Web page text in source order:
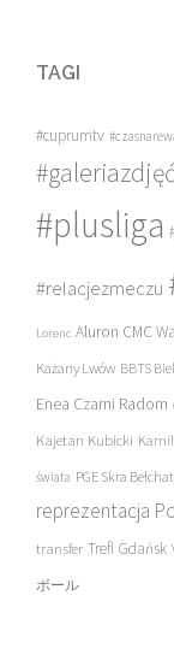
TAGI
#cuprumtv
#galeriazdjęć
#plusliga
#relacjezmeczu
Lorenc Aluron CMC
Każany Lwów BBTS
Enea Czarni Radom
Kajetan Kubicki
świata PGE Skra
reprezentacja
transfer Trefl Gdańsk
ボール